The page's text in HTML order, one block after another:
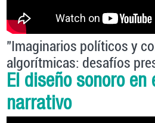
"Imaginarios políticos y
algorítmicas: desafíos
El diseño sonoro en
narrativo